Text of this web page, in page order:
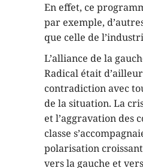
En effet, ce
par exemple,
que celle de
L’alliance de la
Radical était
contradiction avec
de la situation. La
et l’aggravation des
classe
polarisation
vers la gauche et